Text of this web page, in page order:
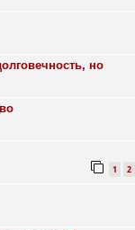
но
1 2